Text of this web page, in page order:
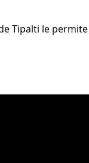
Tipalti le